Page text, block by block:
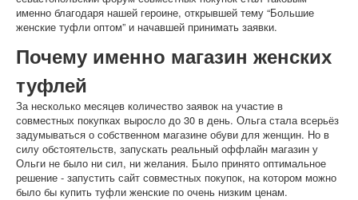
именно благодаря нашей героине, открывшей тему “Большие
женские туфли оптом” и начавшей принимать заявки.
Почему именно магазин женских
туфлей
За несколько месяцев количество заявок на участие в
совместных покупках выросло до 30 в день. Ольга стала всерьёз
задумываться о собственном магазине обуви для женщин. Но в
силу обстоятельств, запускать реальный оффлайн магазин у
Ольги не было ни сил, ни желания. Было принято оптимальное
решение - запустить сайт совместных покупок, на котором можно
было бы купить туфли женские по очень низким ценам.